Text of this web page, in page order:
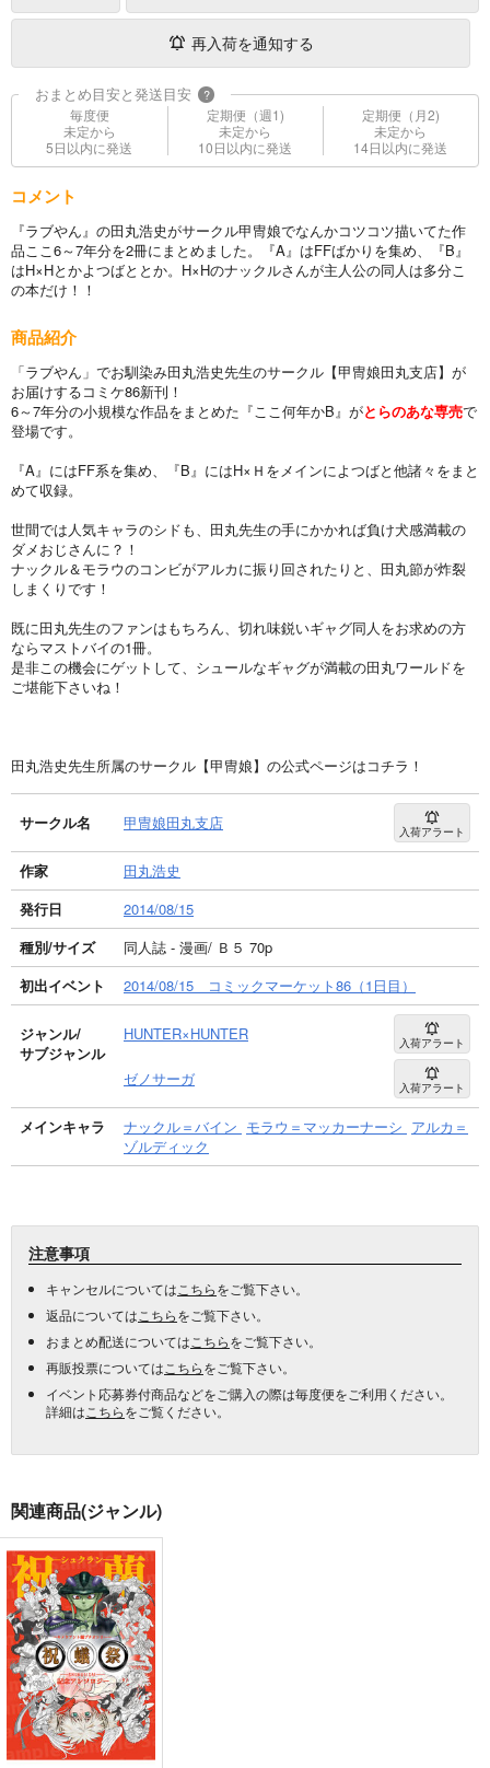
再入荷を通知する
おまとめ目安と発送目安 ?
毎度便
未定から
5日以内に発送
定期便（週1)
未定から
10日以内に発送
定期便（月2)
未定から
14日以内に発送
コメント
『ラブやん』の田丸浩史がサークル甲冑娘でなんかコツコツ描いてた作
品ここ6～7年分を2冊にまとめました。『A』はFFばかりを集め、『B』
はH×Hとかよつばととか。H×Hのナックルさんが主人公の同人は多分こ
の本だけ！！
商品紹介
「ラブやん」でお馴染み田丸浩史先生のサークル【甲冑娘田丸支店】が
お届けするコミケ86新刊！
6～7年分の小規模な作品をまとめた『ここ何年かB』がとらのあな専売で
登場です。
『A』にはFF系を集め、『B』にはH×Ｈをメインによつばと他諸々をまと
めて収録。
世間では人気キャラのシドも、田丸先生の手にかかれば負け犬感満載の
ダメおじさんに？！
ナックル＆モラウのコンビがアルカに振り回されたりと、田丸節が炸裂
しまくりです！
既に田丸先生のファンはもちろん、切れ味鋭いギャグ同人をお求めの方
ならマストバイの1冊。
是非この機会にゲットして、シュールなギャグが満載の田丸ワールドを
ご堪能下さいね！
田丸浩史先生所属のサークル【甲冑娘】の公式ページはコチラ！
サークル名 甲冑娘田丸支店 入荷アラート
作家
田丸浩史
発行日
2014/08/15
種別/サイズ
同人誌 - 漫画/ Ｂ５ 70p
初出イベント
2014/08/15 コミックマーケット86（1日目）
ジャンル/
サブジャンル
HUNTER×HUNTER 入荷アラート
ゼノサーガ 入荷アラート
メインキャラ ナックル＝バイン モラウ＝マッカーナーシ アルカ＝
ゾルディック
注意事項
キャンセルについては こちらをご覧下さい。
返品については こちらをご覧下さい。
おまとめ配送については こちらをご覧下さい。
再販投票については こちらをご覧下さい。
イベント応募券付商品などをご購入の際は毎度便をご利用ください。
詳細は こちらをご覧ください。
関連商品(ジャンル)